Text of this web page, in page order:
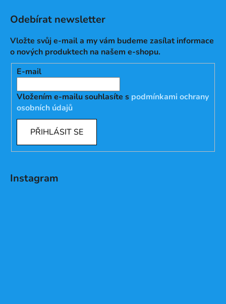
Odebírat newsletter
Vložte svůj e-mail a my vám budeme zasílat informace
o nových produktech na našem e-shopu.
E-mail
Vložením e-mailu souhlasíte s podmínkami ochrany
osobních údajů
PŘIHLÁSIT SE
Instagram